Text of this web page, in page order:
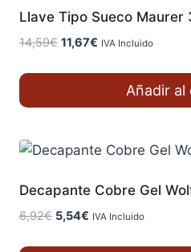
Llave Tipo Sueco Maurer
14,59€ El
11,67€ El
IVA Incluido
Añadir al
Decapante Cobre Gel
6,92€ El
5,54€ El
IVA Incluido